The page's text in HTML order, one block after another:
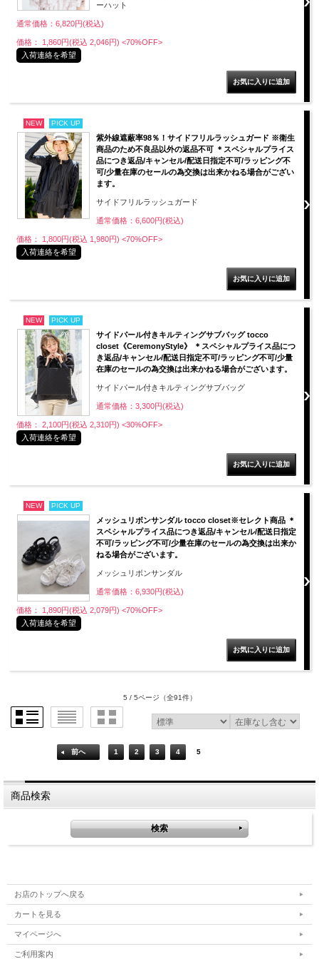
ーハット
通常価格：6,820円(税込)
価格： 1,860円(税込 2,046円) <70%OFF>
入荷連絡を希望
NEW PICK UP
紫外線遮蔽率98％！サイドフリルラッシュガード ※衛生
商品のため不良品以外の返品不可 ＊スペシャルプライス
品につき返品/キャンセル/配送日指定不可/ラッピング不
可/少量在庫のセールの為交換は出来かねる場合がござい
ます。
サイドフリルラッシュガード
通常価格：6,600円(税込)
価格： 1,800円(税込 1,980円) <70%OFF>
入荷連絡を希望
NEW PICK UP
サイドパール付きキルティングサブバッグ tocco
closet《CeremonyStyle》 ＊スペシャルプライス品につ
き返品/キャンセル/配送日指定不可/ラッピング不可/少量
在庫のセールの為交換は出来かねる場合がございます。
サイドパール付きキルティングサブバッグ
通常価格：3,300円(税込)
価格： 2,100円(税込 2,310円) <30%OFF>
入荷連絡を希望
NEW PICK UP
メッシュリボンサンダル tocco closet※セレクト商品 ＊
スペシャルプライス品につき返品/キャンセル/配送日指定
不可/ラッピング不可/少量在庫のセールの為交換は出来か
ねる場合がございます。
メッシュリボンサンダル
通常価格：6,930円(税込)
価格： 1,890円(税込 2,079円) <70%OFF>
入荷連絡を希望
5 / 5ページ （全91件）
前へ 1 2 3 4 5
商品検索
お店のトップへ戻る
カートを見る
マイページへ
ご利用案内